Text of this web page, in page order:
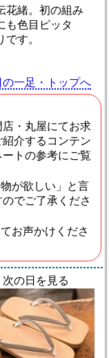
花緒。初の組み
も色目ピッタ
す。
の一足・トップへ
・丸屋にてお求
介するコンテン
トの参考にご覧
が欲しい」と言
でご了承くださ
お声かけくださ
次の日を見る